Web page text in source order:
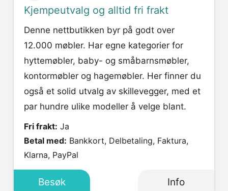
Kjempeutvalg og alltid fri frakt
Denne nettbutikken byr på godt over
12.000 møbler. Har egne kategorier for
hyttemøbler, baby- og småbarnsmøbler,
kontormøbler og hagemøbler. Her finner du
også et solid utvalg av skillevegger, med et
par hundre ulike modeller å velge blant.
Fri frakt: Ja
Betal med:
Klarna, PayPal
Besøk Info